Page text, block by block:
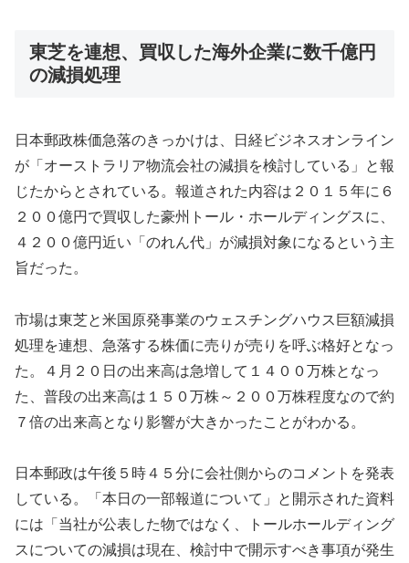
東芝を連想、買収した海外企業に数千億円
の減損処理
日本郵政株価急落のきっかけは、日経ビジネスオンライン
が「オーストラリア物流会社の減損を検討している」と報
じたからとされている。報道された内容は２０１５年に６
２００億円で買収した豪州トール・ホールディングスに、
４２００億円近い「のれん代」が減損対象になるという主
旨だった。
市場は東芝と米国原発事業のウェスチングハウス巨額減損
処理を連想、急落する株価に売りが売りを呼ぶ格好となっ
た。４月２０日の出来高は急増して１４００万株となっ
た、普段の出来高は１５０万株～２００万株程度なので約
７倍の出来高となり影響が大きかったことがわかる。
日本郵政は午後５時４５分に会社側からのコメントを発表
している。「本日の一部報道について」と開示された資料
には「当社が公表した物ではなく、トールホールディング
スについての減損は現在、検討中で開示すべき事項が発生